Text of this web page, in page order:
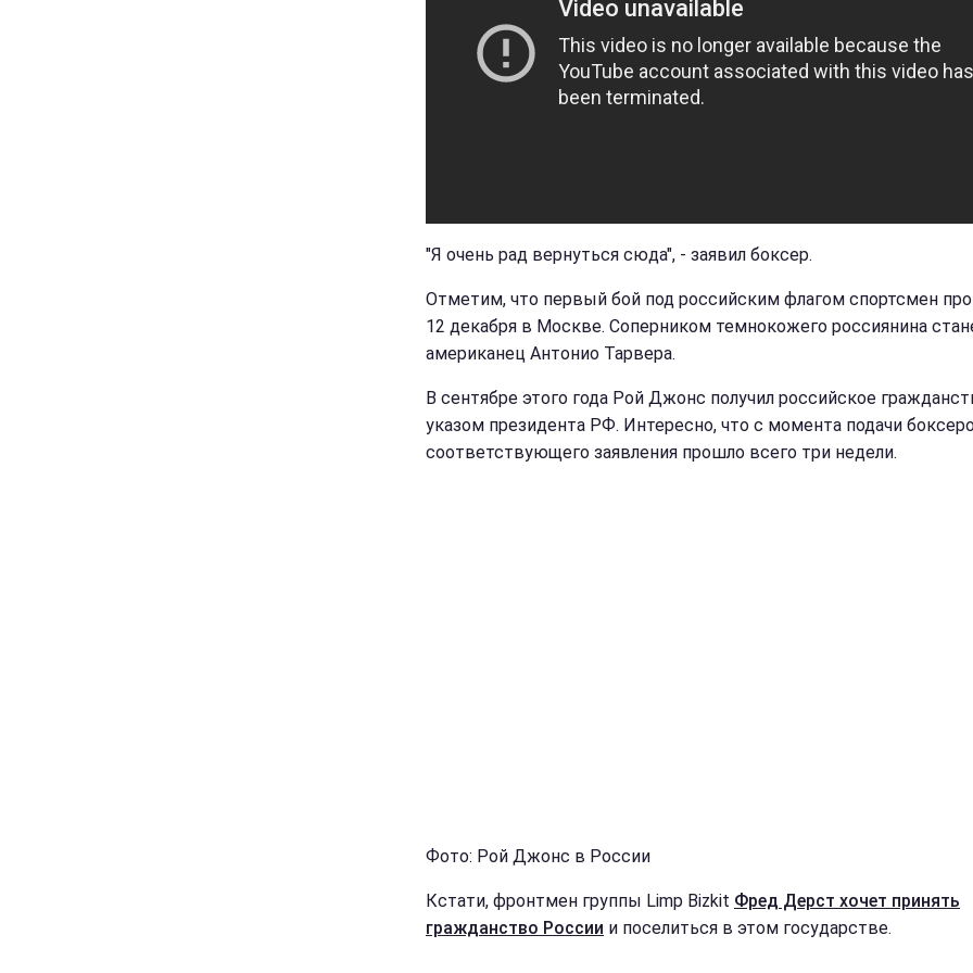
"Я очень рад вернуться сюда", - заявил боксер.
Отметим, что первый бой под российским флагом спортсмен
12 декабря в Москве. Соперником темнокожего россиянина
американец Антонио Тарвера.
В сентябре этого года Рой Джонс получил российское
указом президента РФ. Интересно, что с момента подачи
соответствующего заявления прошло всего три недели.
Фото: Рой Джонс в России
Кстати, фронтмен группы Limp Bizkit Фред Дерст хочет принять
гражданство России и поселиться в этом государстве.